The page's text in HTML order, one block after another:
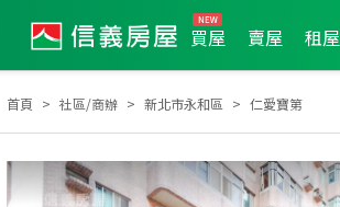
買屋 賣屋 租屋
首頁 社區/商辦 新北市永和區 仁愛寶第